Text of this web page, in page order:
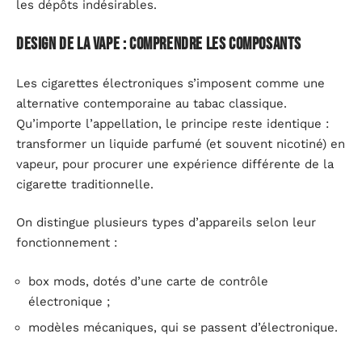
les dépôts indésirables.
Design de la vape : comprendre les composants
Les cigarettes électroniques s’imposent comme une
alternative contemporaine au tabac classique.
Qu’importe l’appellation, le principe reste identique :
transformer un liquide parfumé (et souvent nicotiné) en
vapeur, pour procurer une expérience différente de la
cigarette traditionnelle.
On distingue plusieurs types d’appareils selon leur
fonctionnement :
box mods, dotés d’une carte de contrôle
électronique ;
modèles mécaniques, qui se passent d’électronique.